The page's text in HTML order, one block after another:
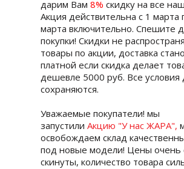
дарим Вам8% скидку на все
Акция действительна с 1 марта
марта включительно. Спешите
покупки! Скидки не
товары по акции, доставка
платной если скидка делает
дешевле 5000 руб. Все условия
сохраняются.
Уважаемые покупатели! мы
запустилиАкцию "У нас ЖАРА",
освобождаем склад
под новые модели! Цены очень
скинуты, количество товара